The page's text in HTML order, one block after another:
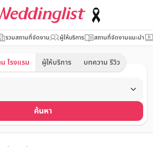
รวมสถานที่จัดงาน ผู้ให้บริการ สถานที่จัดงานแนะนำ
โรงแรม ผู้ให้บริการ บทความ รีวิว
ค้นหา